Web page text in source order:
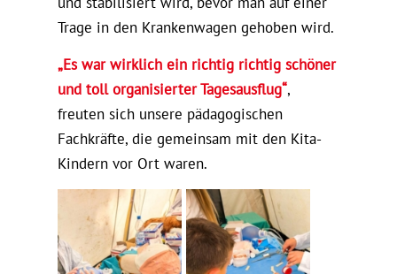
Trage in den Krankenwagen gehoben wird.
„Es war wirklich ein richtig richtig schöner
und toll organisierter Tagesausflug“,
freuten sich unsere pädagogischen
Fachkräfte, die gemeinsam mit den Kita-
Kindern vor Ort waren.